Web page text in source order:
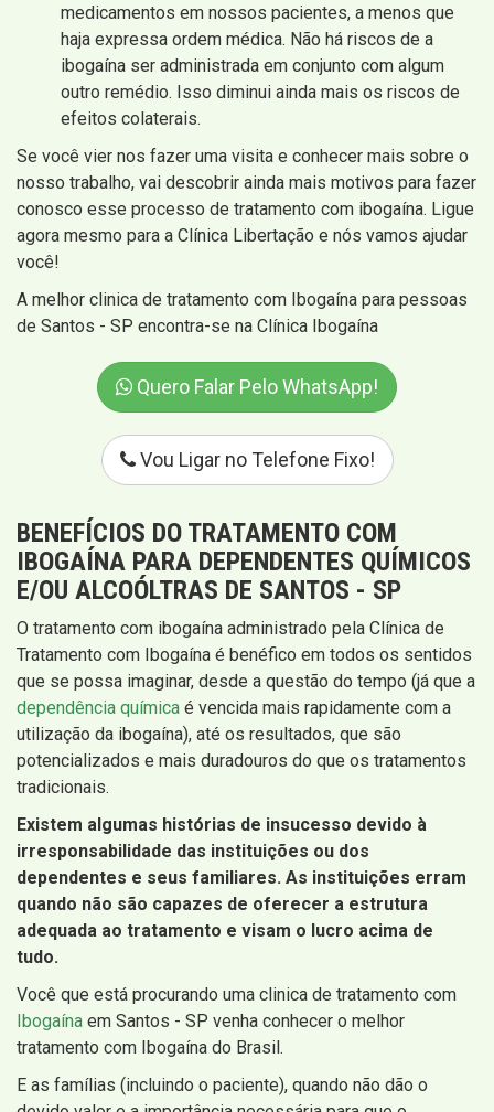
medicamentos em nossos pacientes, a menos que
haja expressa ordem médica. Não há riscos de a
ibogaína ser administrada em conjunto com algum
outro remédio. Isso diminui ainda mais os riscos de
efeitos colaterais.
Se você vier nos fazer uma visita e conhecer mais sobre o
nosso trabalho, vai descobrir ainda mais motivos para fazer
conosco esse processo de tratamento com ibogaína. Ligue
agora mesmo para a Clínica Libertação e nós vamos ajudar
você!
A melhor clinica de tratamento com Ibogaína para pessoas
de Santos - SP encontra-se na Clínica Ibogaína
Quero Falar Pelo WhatsApp!
Vou Ligar no Telefone Fixo!
BENEFÍCIOS DO TRATAMENTO COM
IBOGAÍNA PARA DEPENDENTES QUÍMICOS
E/OU ALCOÓLTRAS DE SANTOS - SP
O tratamento com ibogaína administrado pela Clínica de
Tratamento com Ibogaína é benéfico em todos os sentidos
que se possa imaginar, desde a questão do tempo (já que a
dependência química é vencida mais rapidamente com a
utilização da ibogaína), até os resultados, que são
potencializados e mais duradouros do que os tratamentos
tradicionais.
Existem algumas histórias de insucesso devido à
irresponsabilidade das instituições ou dos
dependentes e seus familiares. As instituições erram
quando não são capazes de oferecer a estrutura
adequada ao tratamento e visam o lucro acima de
tudo.
Você que está procurando uma clinica de tratamento com
Ibogaína em Santos - SP venha conhecer o melhor
tratamento com Ibogaína do Brasil.
E as famílias (incluindo o paciente), quando não dão o